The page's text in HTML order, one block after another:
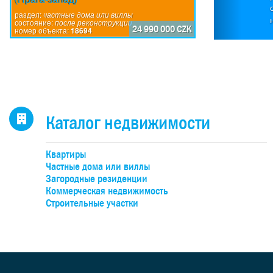
раздел:частные дома или виллы
состояние:после реконструкции
номер объекта:18694 24 990 000 CZK
Каталог недвижимости
Квартиры
Частные дома или виллы
Загородные резиденции
Коммерческая недвижимость
Строительные участки